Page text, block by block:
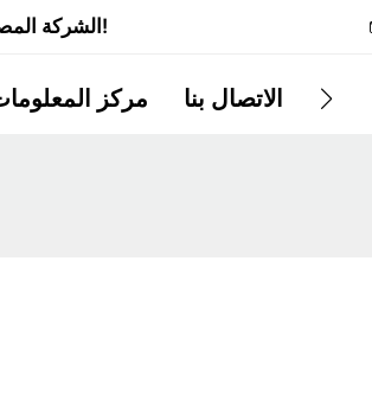
شركة Quick Smart House - الشركة المصنعة لبيوت الحاويات الجاهزة ذات الخبرة لأكثر من 20 عامًا!
مركز الاتصال بنا فيديو